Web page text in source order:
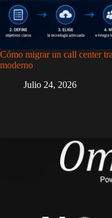
Cómo migrar un call center
moderno
Julio 24, 2026